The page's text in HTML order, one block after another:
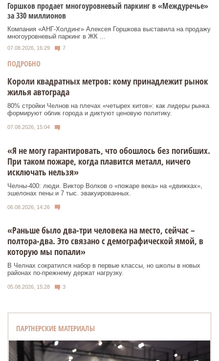
Горшков продает многоуровневый паркинг в «Междуречье»
за 330 миллионов
Компания «АНГ-Холдинг» Алексея Горшкова выставила на продажу
многоуровневый паркинг в ЖК ...
07.08.2026, 16:29 7
ПОДРОБНО
Короли квадратных метров: кому принадлежит рынок
жилья автограда
80% стройки Челнов на плечах «четырех китов»: как лидеры рынка
формируют облик города и диктуют ценовую политику.
07.08.2026, 15:04
«Я не могу гарантировать, что обошлось без погибших.
При таком пожаре, когда плавится металл, ничего
исключать нельзя»
Челны-400: люди. Виктор Волков о «пожаре века» на «движках»,
эшелонах пены и 7 тыс. эвакуированных.
06.08.2026, 14:26
«Раньше было два-три человека на место, сейчас –
полтора-два. Это связано с демографической ямой, в
которую мы попали»
В Челнах сократился набор в первые классы, но школы в новых
районах по-прежнему держат нагрузку.
05.08.2026, 15:28 3
ПАРТНЕРСКИЕ МАТЕРИАЛЫ